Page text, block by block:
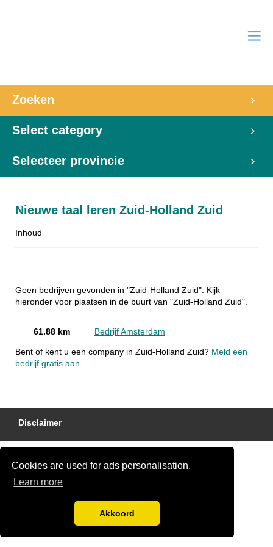
Cookies are used for ads personalisation.
Learn more
Akkoord
Zoeken
Select category
Selecteer provincie
Nieuwe taal leren Zuid-Holland Zuid
Inhoud
Geen bedrijven gevonden in "Zuid-Holland Zuid". Kijk
hieronder voor plaatsen in de buurt van "Zuid-Holland Zuid".
61.88 km Bedrijf Amsterdam
Bent of kent u een company in Zuid-Holland Zuid? Meld een
bedrijf gratis aan
Disclaimer